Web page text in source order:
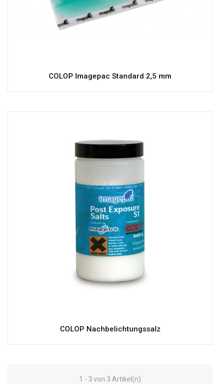
COLOP Imagepac Standard 2,5 mm
COLOP Nachbelichtungssalz
1 - 3 von 3 Artikel(n)